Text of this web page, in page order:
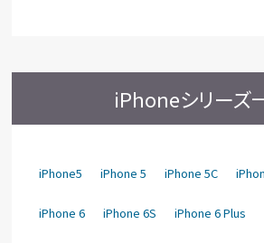
iPhoneシリーズ
iPhone5 iPhone 5 iPhone 5C
iPhone 6 iPhone 6S iPhone 6 Plus